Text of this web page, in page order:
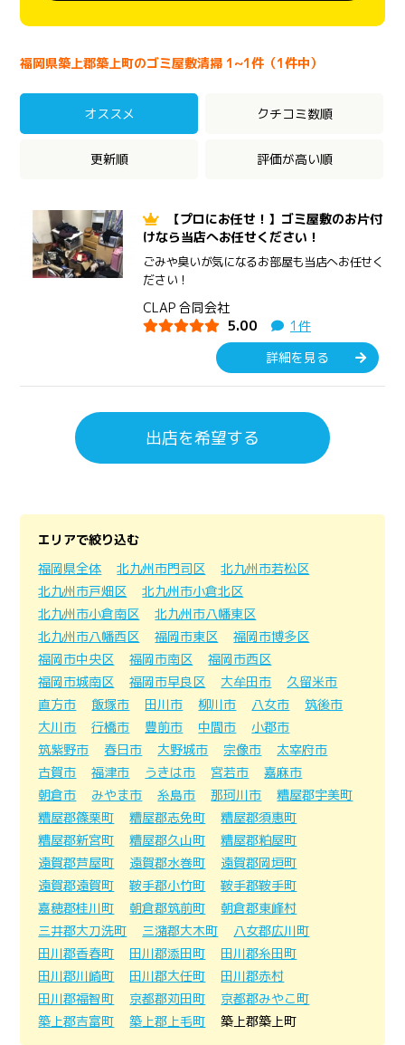
福岡県築上郡築上町のゴミ屋敷清掃 1~1件（1件中）
オススメ クチコミ数順
更新順 評価が高い順
【プロにお任せ！】ゴミ屋敷のお片付
けなら当店へお任せください！
ごみや臭いが気になるお部屋も当店へお任せく
ださい！
CLAP 合同会社
5.00
1件
詳細を見る
出店を希望する
エリアで絞り込む
福岡県全体
北九州市門司区
北九州市若松区
北九州市戸畑区
北九州市小倉北区
北九州市小倉南区
北九州市八幡東区
北九州市八幡西区
福岡市東区
福岡市博多区
福岡市中央区
福岡市南区
福岡市西区
福岡市城南区
福岡市早良区 大牟田市
久留米市
直方市
飯塚市 田川市 柳川市 八女市
筑後市
大川市
行橋市 豊前市 中間市
小郡市
筑紫野市
春日市 大野城市 宗像市
太宰府市
古賀市
福津市 うきは市 宮若市
嘉麻市
朝倉市
みやま市 糸島市 那珂川市
糟屋郡宇美町
糟屋郡篠栗町
糟屋郡志免町
糟屋郡須惠町
糟屋郡新宮町
糟屋郡久山町
糟屋郡粕屋町
遠賀郡芦屋町
遠賀郡水巻町
遠賀郡岡垣町
遠賀郡遠賀町
鞍手郡小竹町
鞍手郡鞍手町
嘉穂郡桂川町
朝倉郡筑前町
朝倉郡東峰村
三井郡大刀洗町
三潴郡大木町
八女郡広川町
田川郡香春町
田川郡添田町
田川郡糸田町
田川郡川崎町
田川郡大任町
田川郡赤村
田川郡福智町
京都郡苅田町
京都郡みやこ町
築上郡吉富町
築上郡上毛町 築上郡築上町